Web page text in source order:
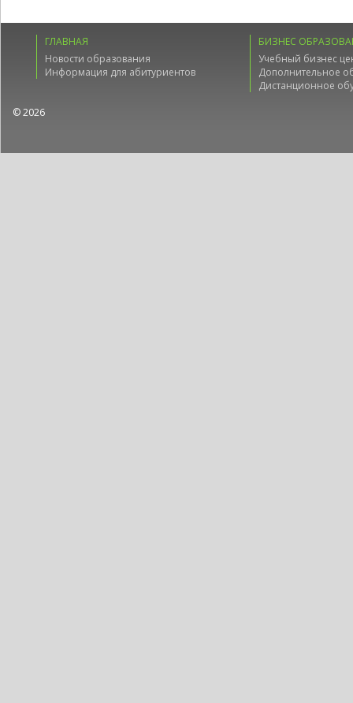
ГЛАВНАЯ
Новости образования
Информация для абитуриентов
БИЗНЕС
Учебный бизнес
Дополнительное
Дистанционное
© 2026